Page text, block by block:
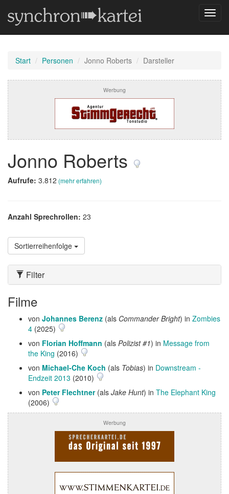
Start Personen Jonno Roberts Darsteller
Werbung
Jonno Roberts
Aufrufe: 3.812 (mehr erfahren)
Anzahl Sprechrollen: 23
Sortierreihenfolge
Filter
Filme
von Johannes Berenz (als Commander Bright) in Zombies
4 (2025)
von Florian Hoffmann (als Polizist #1) in Message from
the King (2016)
von Michael-Che Koch (als Tobias) in Downstream -
Endzeit 2013 (2010)
von Peter Flechtner(als Jake Hunt) in The Elephant King
(2006)
Werbung